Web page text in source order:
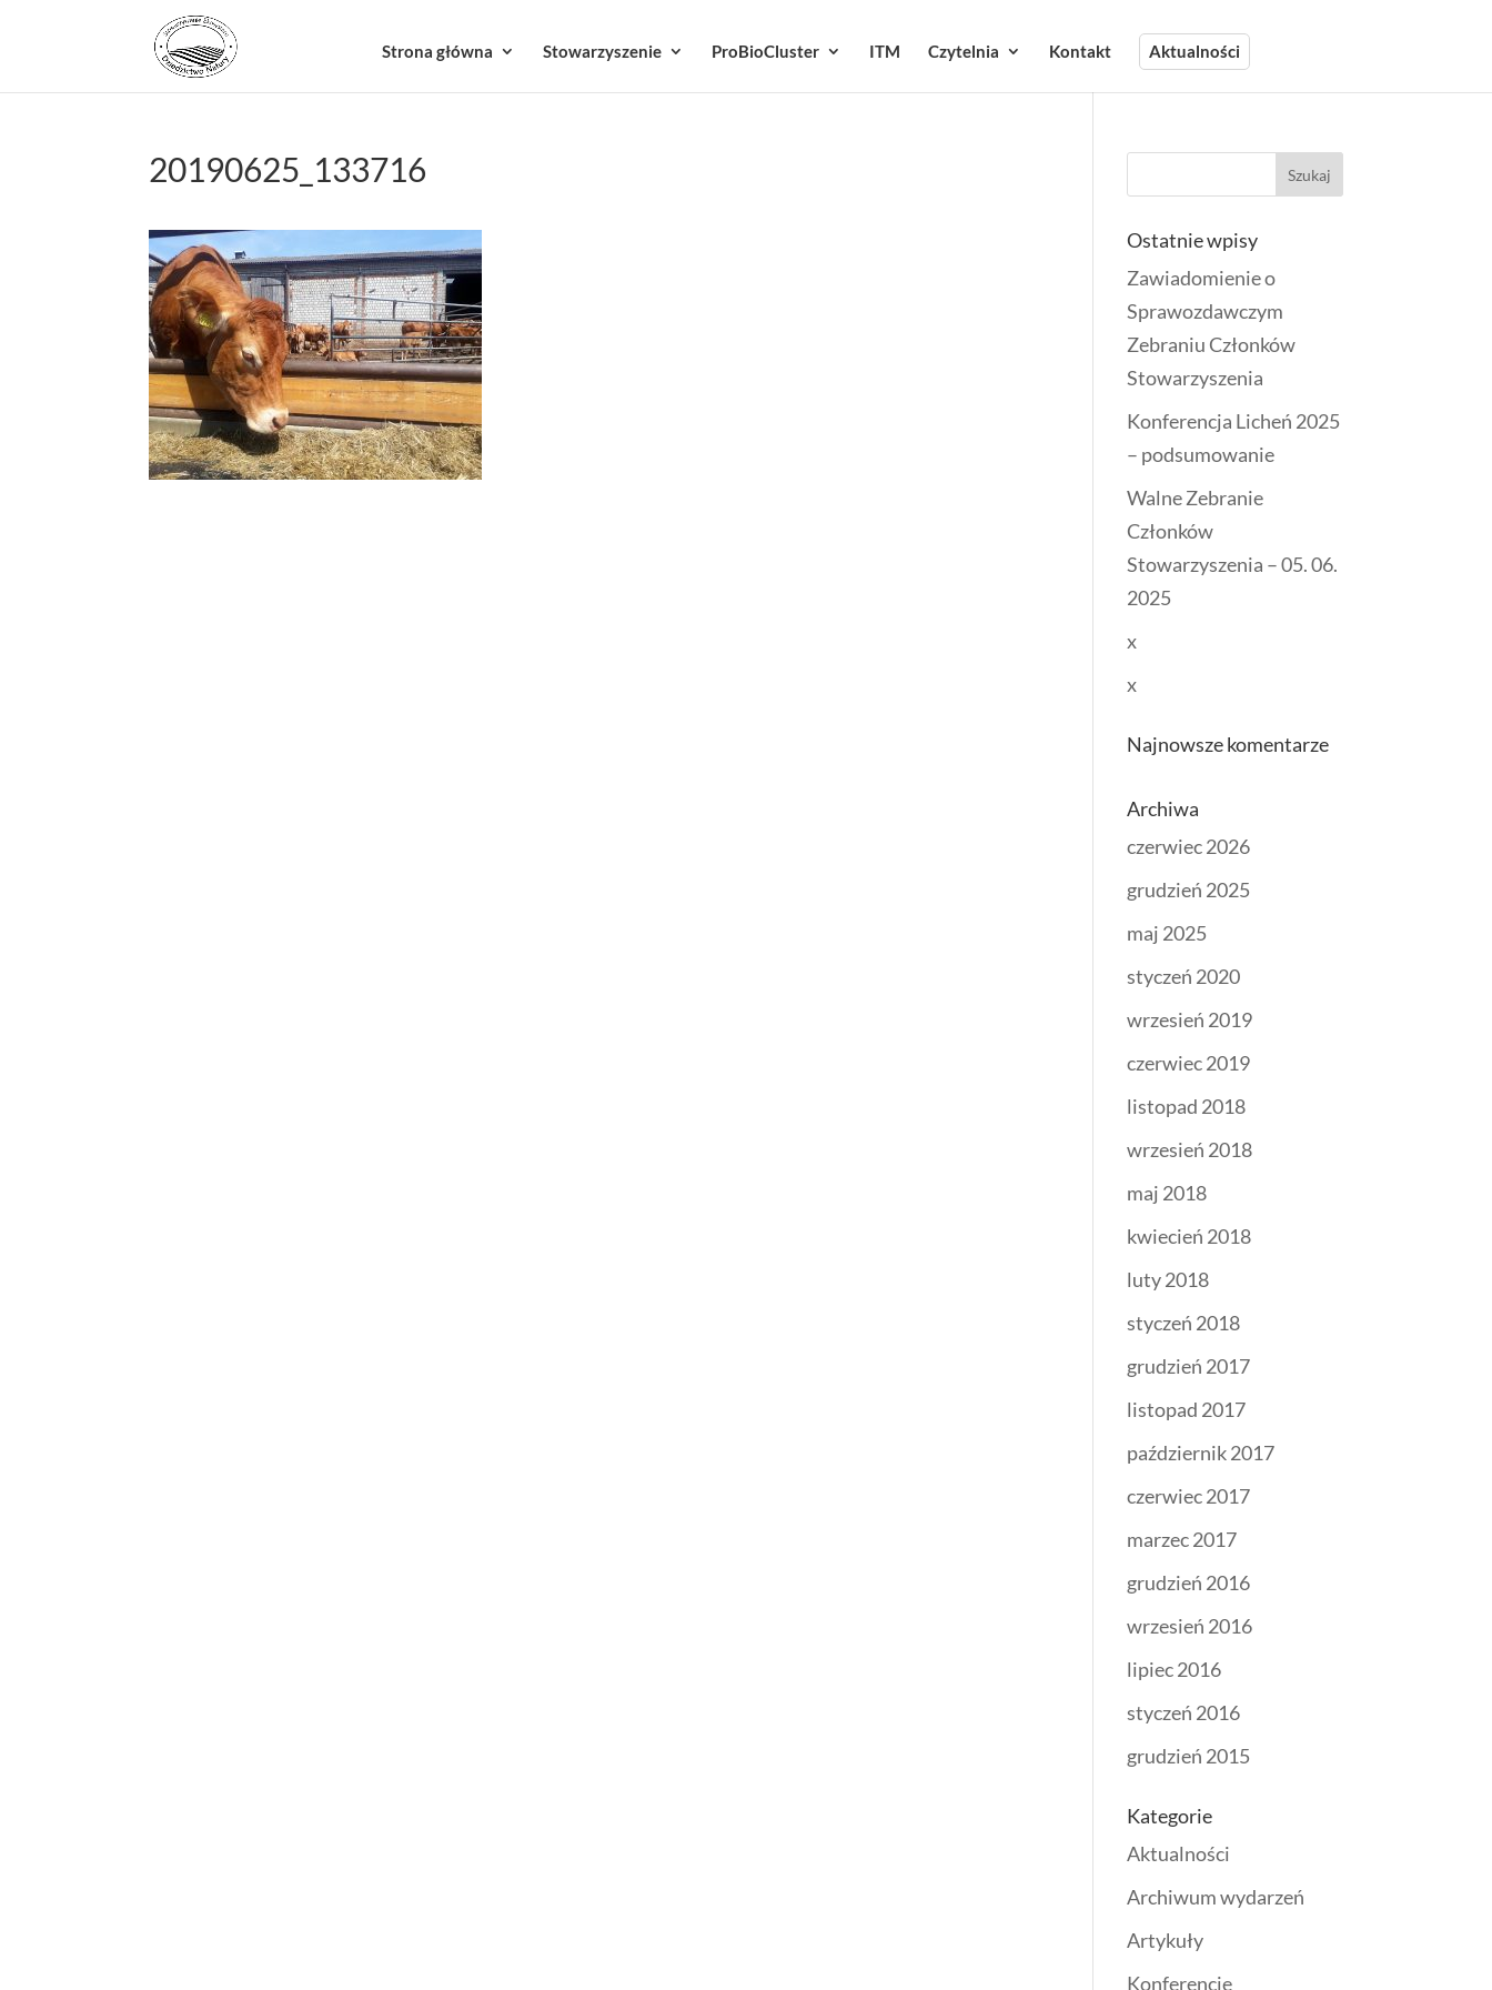
Strona główna Stowarzyszenie ProBioCluster ITM Czytelnia Kontakt Aktualności
20190625_133716
Ostatnie wpisy
Zawiadomienie o
Sprawozdawczym
Zebraniu Członków
Stowarzyszenia
Konferencja Licheń 2025
– podsumowanie
Walne Zebranie
Członków
Stowarzyszenia – 05. 06.
2025
x
x
Najnowsze komentarze
Archiwa
czerwiec 2026
grudzień 2025
maj 2025
styczeń 2020
wrzesień 2019
czerwiec 2019
listopad 2018
wrzesień 2018
maj 2018
kwiecień 2018
luty 2018
styczeń 2018
grudzień 2017
listopad 2017
październik 2017
czerwiec 2017
marzec 2017
grudzień 2016
wrzesień 2016
lipiec 2016
styczeń 2016
grudzień 2015
Kategorie
Aktualności
Archiwum wydarzeń
Artykuły
Konferencje